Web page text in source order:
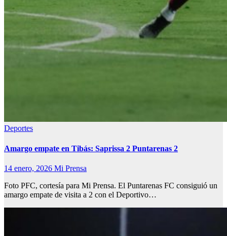
Deportes
Amargo empate en Tibás: Saprissa 2 Puntarenas 2
14 enero, 2026 Mi Prensa
Foto PFC, cortesía para Mi Prensa. El Puntarenas FC consiguió un
amargo empate de visita a 2 con el Deportivo…